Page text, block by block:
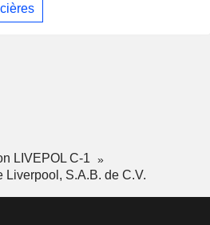
LIVEPOL C-1
S.A.B. de C.V.